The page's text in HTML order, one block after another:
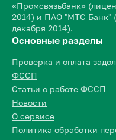
«Промсвязьбанк»
2014) и ПАО "МТС Банк"
декабря 2014).
Основные разделы
Проверка и оплата
ФССП
Статьи о работе ФССП
Новости
О сервисе
Политика обработки